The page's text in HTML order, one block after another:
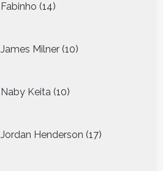
Fabinho 14
producten
James Milner 10
producten
Naby Keita 10
producten
Jordan Henderson 17
producten